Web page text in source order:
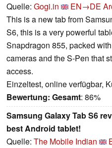
Quelle: Gogi.in EN→DE
This is a new tab from
S6, this is a very powerful
Snapdragon 855, packed
cameras and the S-Pen that
access.
Einzeltest, online verfügbar,
Bewertung: Gesamt: 86%
Samsung Galaxy Tab S6
best Android tablet!
Quelle: The Mobile Indian